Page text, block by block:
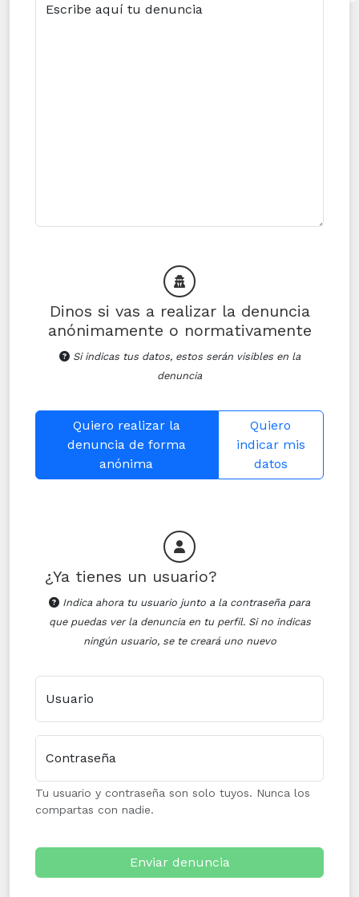
Escribe aquí tu denuncia
Dinos si vas a realizar la denuncia
anónimamente o normativamente
Si indicas tus datos, estos serán visibles en la
denuncia
Quiero realizar la
denuncia de forma
anónima
Quiero
indicar mis
datos
¿Ya tienes un usuario?
Indica ahora tu usuario junto a la contraseña para
que puedas ver la denuncia en tu perfil. Si no indicas
ningún usuario, se te creará uno nuevo
Usuario
Contraseña
Tu usuario y contraseña son solo tuyos. Nunca los
compartas con nadie.
Enviar denuncia